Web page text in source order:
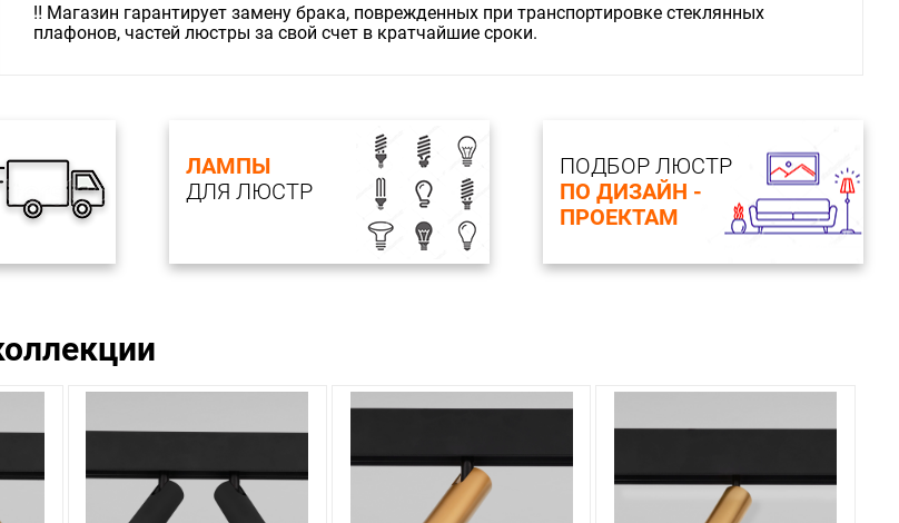
‼️ Магазин гарантирует замену брака, поврежденных при транспортировке стеклянных
плафонов, частей люстры за свой счет в кратчайшие сроки.
ЛАМПЫ
ДЛЯ ЛЮСТР
ПОДБОР ЛЮСТР
ПО ДИЗАЙН -
ПРОЕКТАМ